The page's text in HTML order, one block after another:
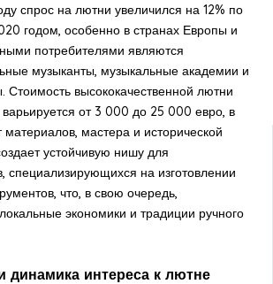
спрос на лютни увеличился на 12% по
годом, особенно в странах Европы и
потребителями являются
музыканты, музыкальные академии и
Стоимость высококачественной лютни
от 3 000 до 25 000 евро, в
материалов, мастера и исторической
устойчивую нишу для
специализирующихся на изготовлении
что, в свою очередь,
экономики и традиции ручного
динамика интереса к лютне